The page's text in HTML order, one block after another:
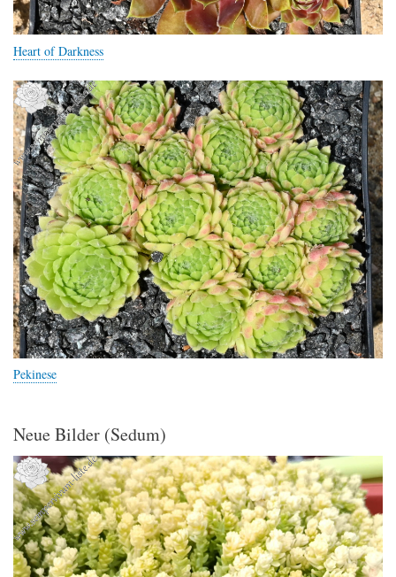
Heart of Darkness
Pekinese
Neue Bilder (Sedum)